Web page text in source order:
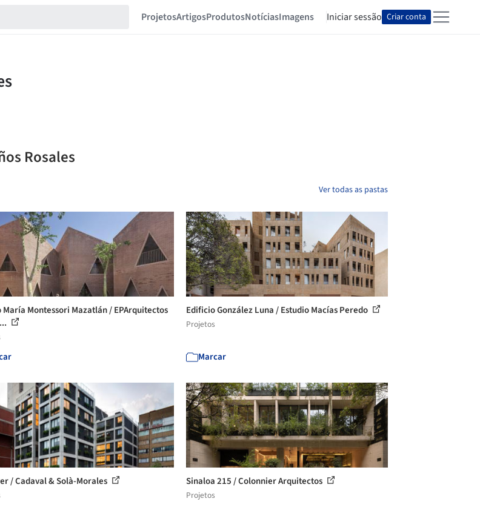
ProjetosArtigosProdutosNotíciasImagens Iniciar sessão Criar conta
Rosales
Ver todas as pastas
María Montessori Mazatlán / EPArquitectos
Edificio González Luna / Estudio Macías Peredo
Projetos
Marcar
/ Cadaval & Solà-Morales Sinaloa 215 / Colonnier Arquitectos
Projetos